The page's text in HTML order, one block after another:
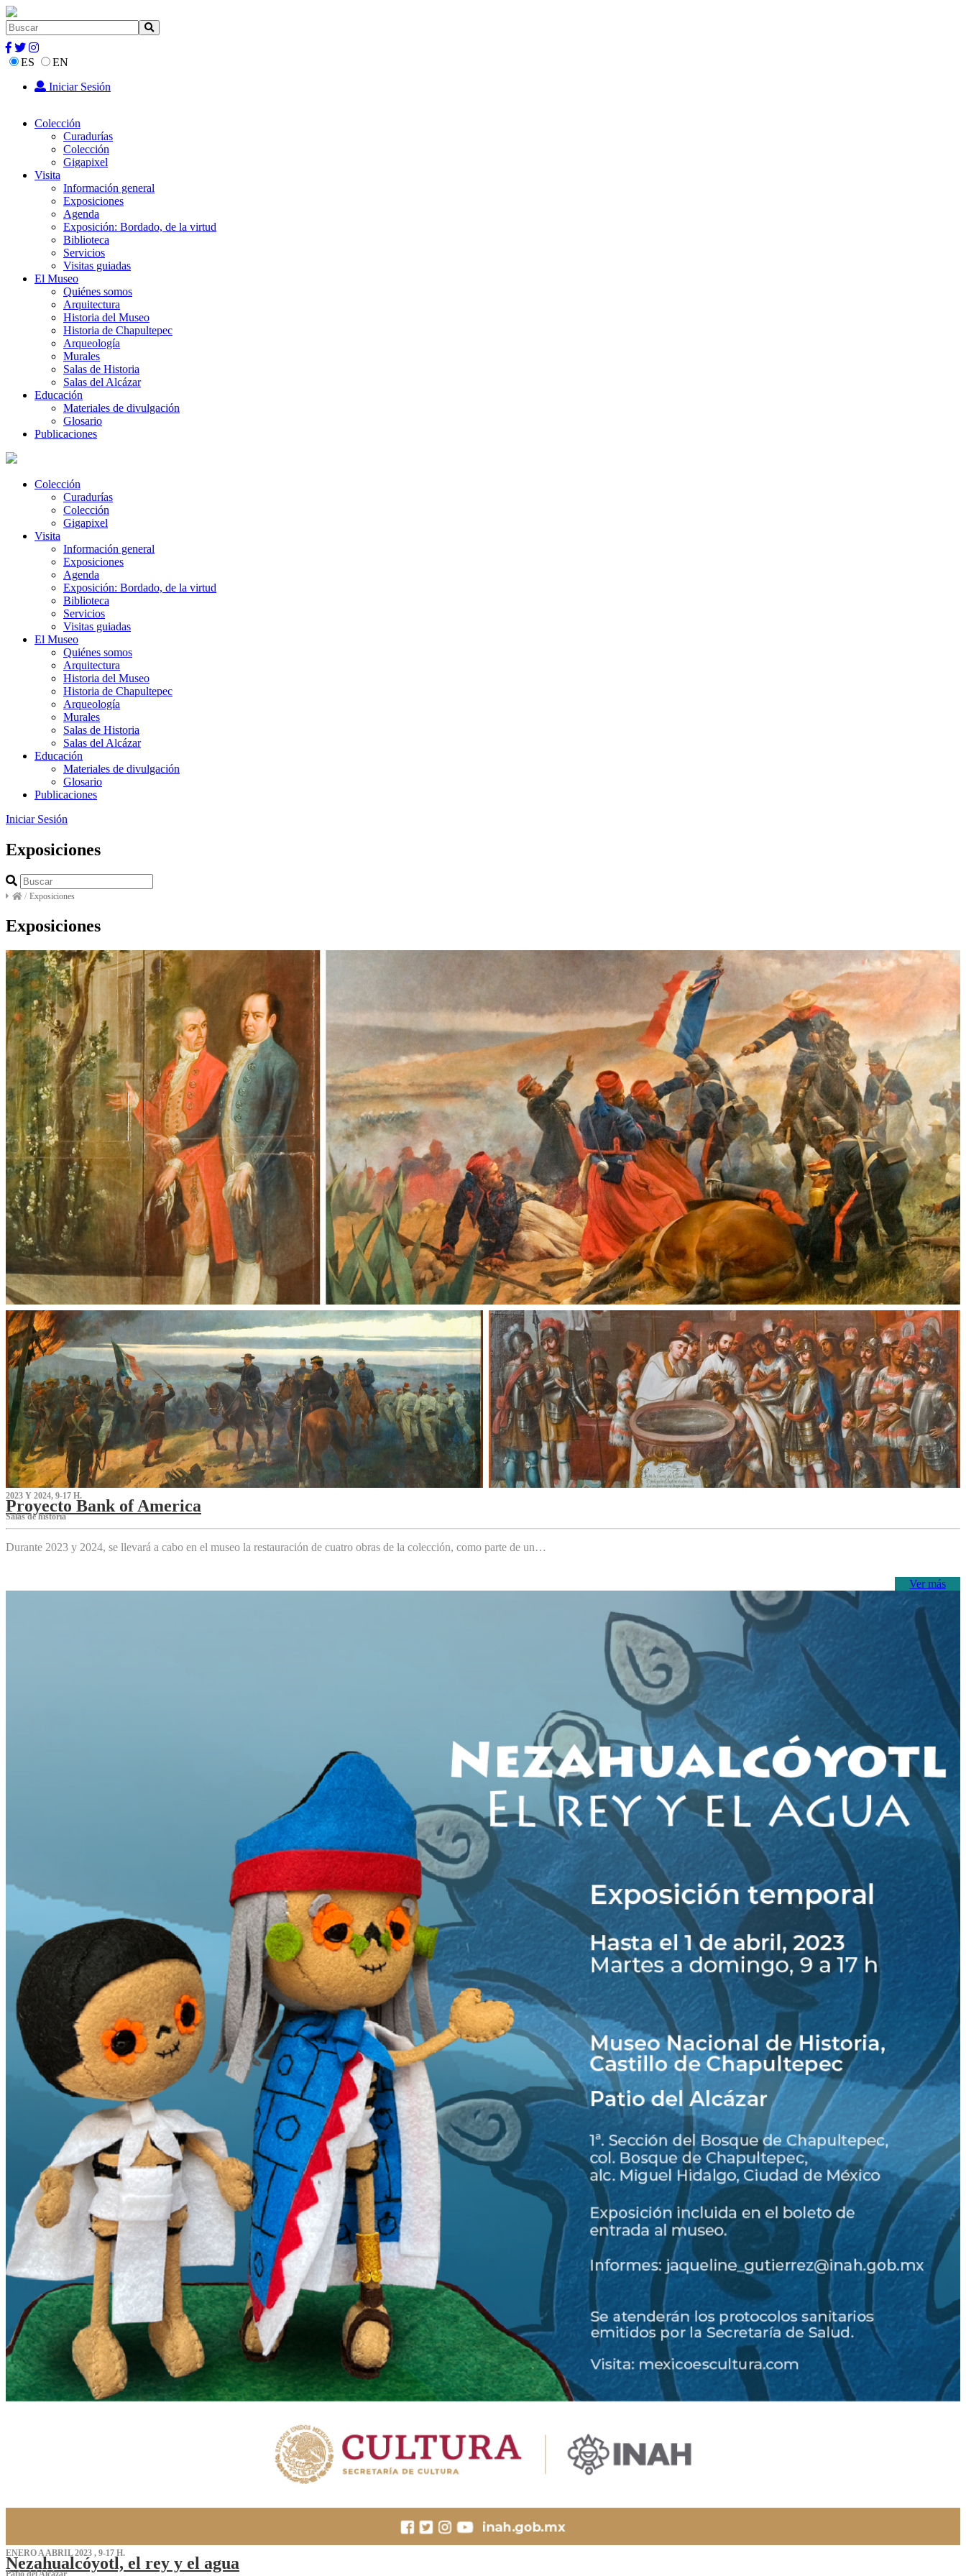
ES
EN
Iniciar Sesión
Colección
Curadurías
Colección
Gigapixel
Visita
Información general
Exposiciones
Agenda
Exposición: Bordado, de la virtud
Biblioteca
Servicios
Visitas guiadas
El Museo
Quiénes somos
Arquitectura
Historia del Museo
Historia de Chapultepec
Arqueología
Murales
Salas de Historia
Salas del Alcázar
Educación
Materiales de divulgación
Glosario
Publicaciones
Colección
Curadurías
Colección
Gigapixel
Visita
Información general
Exposiciones
Agenda
Exposición: Bordado, de la virtud
Biblioteca
Servicios
Visitas guiadas
El Museo
Quiénes somos
Arquitectura
Historia del Museo
Historia de Chapultepec
Arqueología
Murales
Salas de Historia
Salas del Alcázar
Educación
Materiales de divulgación
Glosario
Publicaciones
Iniciar Sesión
Exposiciones
/ Exposiciones
Exposiciones
2023 Y 2024, 9-17 H.
Proyecto Bank of America
S‌alas de historia
Durante 2023 y 2024, se llevará a cabo en el museo la restauración de cuatro obras de la colección, como parte de un…
Ver más
ENERO A ABRIL 2023 , 9-17 H.
Nezahualcóyotl, el rey y el agua